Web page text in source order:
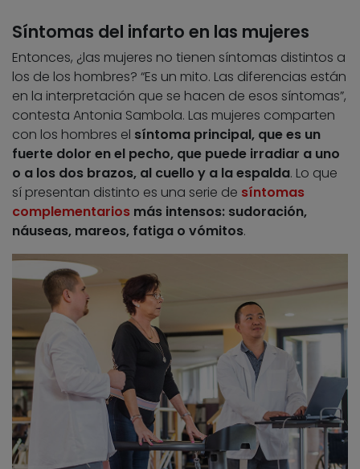
Síntomas del infarto en las mujeres
Entonces, ¿las mujeres no tienen síntomas distintos a
los de los hombres? “Es un mito. Las diferencias están
en la interpretación que se hacen de esos síntomas”,
contesta Antonia Sambola. Las mujeres comparten
con los hombres el síntoma principal, que es un
fuerte dolor en el pecho, que puede irradiar a uno
o a los dos brazos, al cuello y a la espalda. Lo que
sí presentan distinto es una serie de síntomas
complementarios más intensos: sudoración,
náuseas, mareos, fatiga o vómitos.